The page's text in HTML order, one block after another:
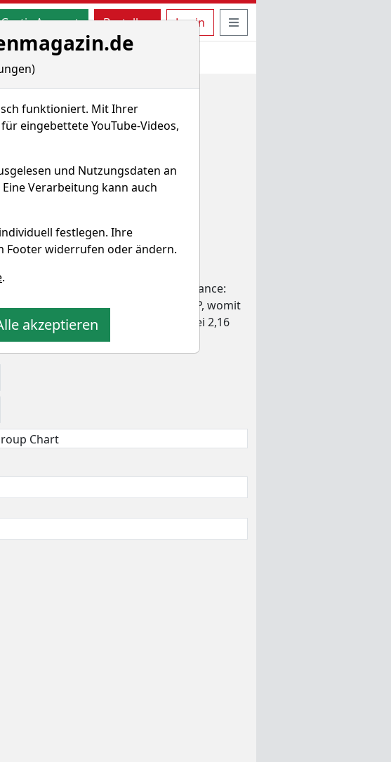
und Artikelsuche öffnen
Gratis Account Bestellen Login Seitennavigation öffnen
erzielt – und hat damit den
die Rendite bei 14,3% (Outperformance:
notiert der Preis bei 2,61 GBP, womit
die Aktie am 28.08.2025 bei 2,16
Tief zulegen.
funktioniert. Mit Ihrer
eingebettete YouTube-Videos,
und Nutzungsdaten an
Verarbeitung kann auch
festlegen. Ihre
Footer widerrufen oder ändern.
.
akzeptieren